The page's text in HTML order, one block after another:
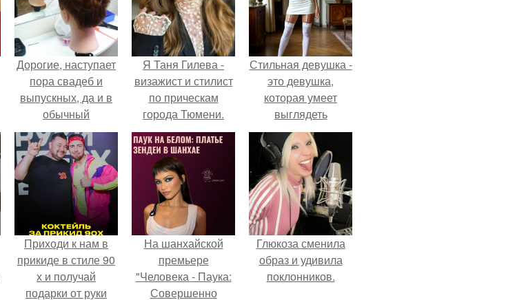
Дорогие, наступает
пора свадеб и
выпускных, да и в
обычный
солнечный денек
хочется выглядеть
прекрасно?
Я Таня Гилева -
визажист и стилист
по прическам
города Тюмени.
Стильная девушка -
это девушка,
которая умеет
выглядеть
привлекательно и
элегантно в любои
ситуации.
Приходи к нам в
прикиде в стиле 90
х и получай
подарки от руки
На шанхайской
премьере
"Человека - Паука:
Совершенно
Глюкоза сменила
образ и удивила
поклонников.